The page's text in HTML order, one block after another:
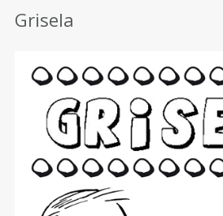
Grisela